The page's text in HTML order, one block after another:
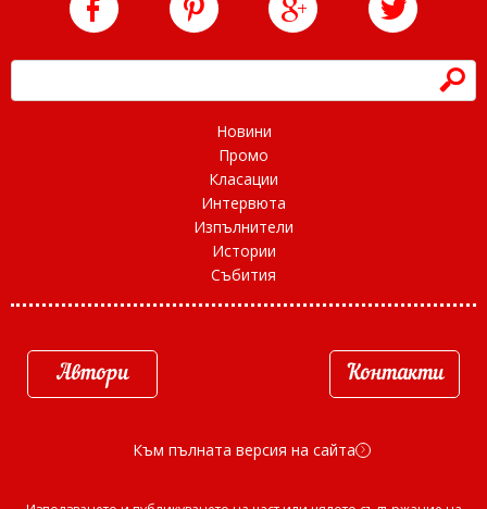
h
Новини
Промо
Класации
Интервюта
Изпълнители
Истории
Събития
Автори Контакти
Към пълната версия на сайта d